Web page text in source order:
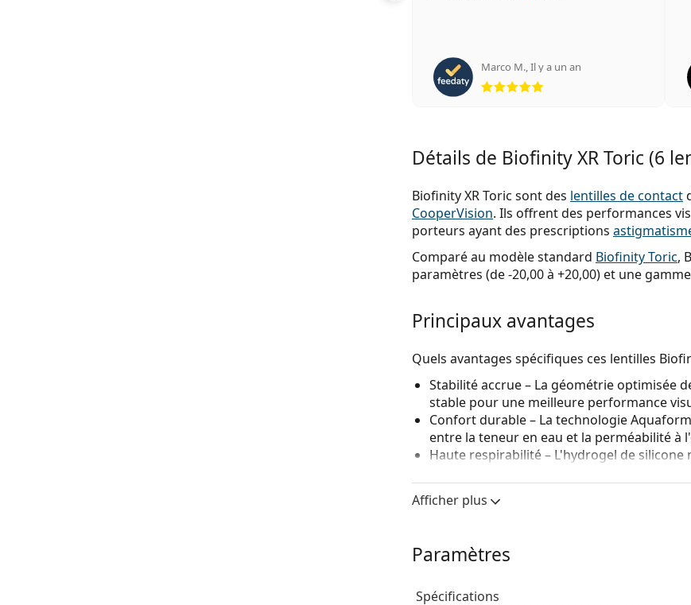
Marco M.,Il y a un an
Détails de Biofinity XR Toric (6
Biofinity XR Toric sont des lentilles de contact
CooperVision. Ils offrent des performances
porteurs ayant des prescriptions
Comparé au modèle standard Biofinity Toric,
paramètres (de -20,00 à +20,00) et une
Principaux avantages
Quels avantages spécifiques ces lentilles
Stabilité accrue– La géométrie optimisée
stable pour une meilleure performance
Confort durable– La technologie
entre la teneur en eau et la perméabilité
Haute respirabilité– L'hydrogel de silicone
Période de port flexible
Afficher plus
Paramètres
Spécifications